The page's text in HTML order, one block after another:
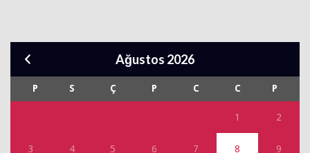
Ağustos 2026
P S Ç P C C P
1 2
3 4 5 6 7 8 9